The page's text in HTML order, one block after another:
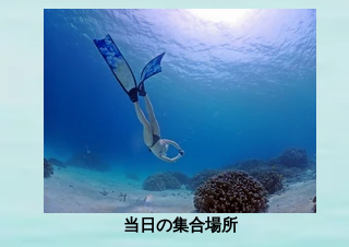
当日の集合場所